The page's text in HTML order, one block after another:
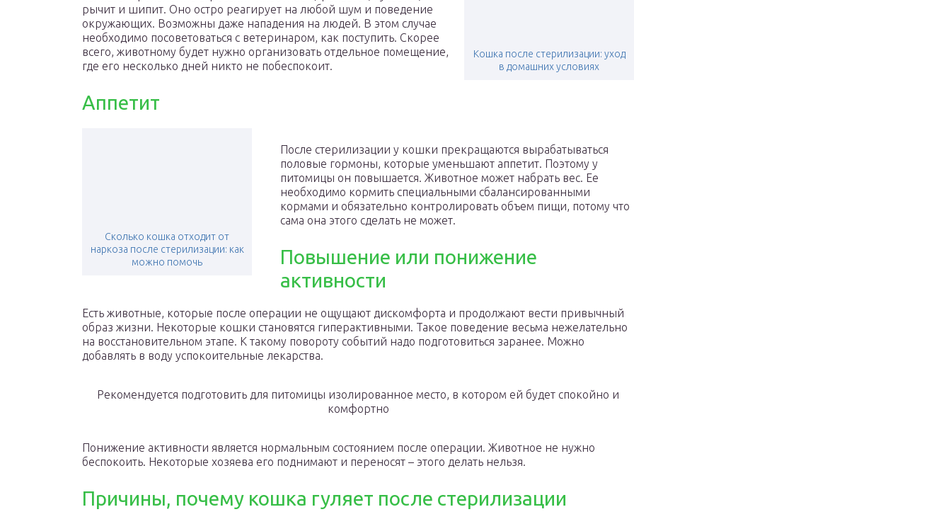
Кошка после стерилизации: уход
в домашних условиях
рычит и шипит. Оно остро реагирует на любой шум и поведение
окружающих. Возможны даже нападения на людей. В этом случае
необходимо посоветоваться с ветеринаром, как поступить. Скорее
всего, животному будет нужно организовать отдельное помещение,
где его несколько дней никто не побеспокоит.
Аппетит
Сколько кошка отходит от
наркоза после стерилизации: как
можно помочь
После стерилизации у кошки прекращаются вырабатываться
половые гормоны, которые уменьшают аппетит. Поэтому у
питомицы он повышается. Животное может набрать вес. Ее
необходимо кормить специальными сбалансированными
кормами и обязательно контролировать объем пищи, потому что
сама она этого сделать не может.
Повышение или понижение
активности
Есть животные, которые после операции не ощущают дискомфорта и продолжают вести привычный
образ жизни. Некоторые кошки становятся гиперактивными. Такое поведение весьма нежелательно
на восстановительном этапе. К такому повороту событий надо подготовиться заранее. Можно
добавлять в воду успокоительные лекарства.
Рекомендуется подготовить для питомицы изолированное место, в котором ей будет спокойно и
комфортно
Понижение активности является нормальным состоянием после операции. Животное не нужно
беспокоить. Некоторые хозяева его поднимают и переносят – этого делать нельзя.
Причины, почему кошка гуляет после стерилизации